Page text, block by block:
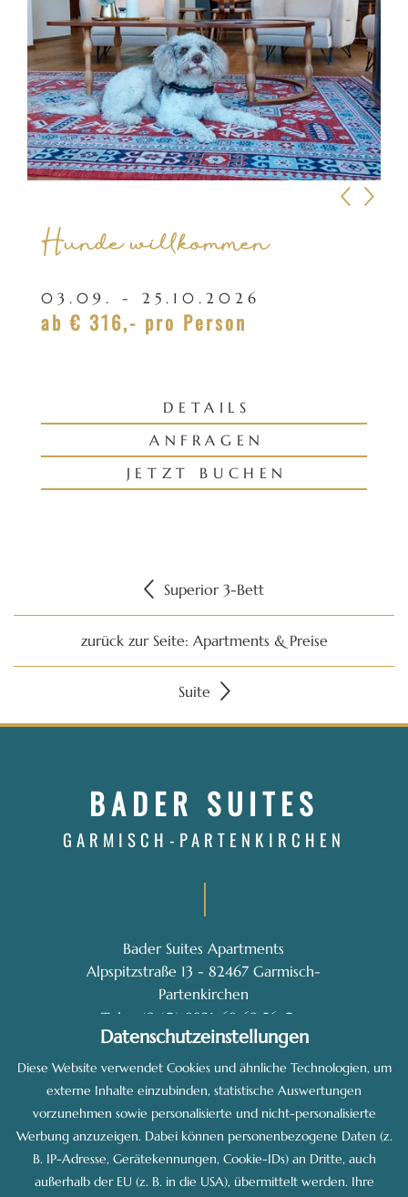
Datenschutzeinstellungen
Diese Website verwendet Cookies und ähnliche Technologien, um
externe Inhalte einzubinden, statistische Auswertungen
vorzunehmen sowie personalisierte und nicht-personalisierte
Werbung anzuzeigen. Dabei können personenbezogene Daten (z.
B. IP-Adresse, Gerätekennungen, Cookie-IDs) an Dritte, auch
außerhalb der EU (z. B. in die USA), übermittelt werden. Ihre
Hunde willkommen
03.09. - 25.10.2026
ab € 316,- pro Person
DETAILS
ANFRAGEN
JETZT BUCHEN
Superior 3-Bett
zurück zur Seite: Apartments & Preise
Suite
BADER SUITES
GARMISCH-PARTENKIRCHEN
Bader Suites Apartments
Alpspitzstraße 13 - 82467 Garmisch-
Partenkirchen
Tel: +49 (0) 8821-68 69 56-0
E-Mail: info@bader-suites.de